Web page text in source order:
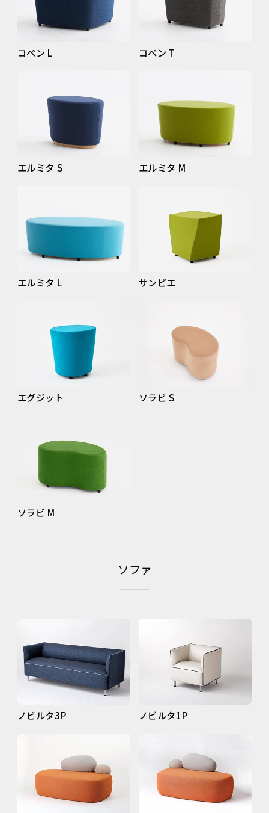
コペン L コペン T
エルミタ S エルミタ M
エルミタ L サンピエ
エグジット ソラビ S
ソラビ M
ソファ
ノビルタ3P ノビルタ1P